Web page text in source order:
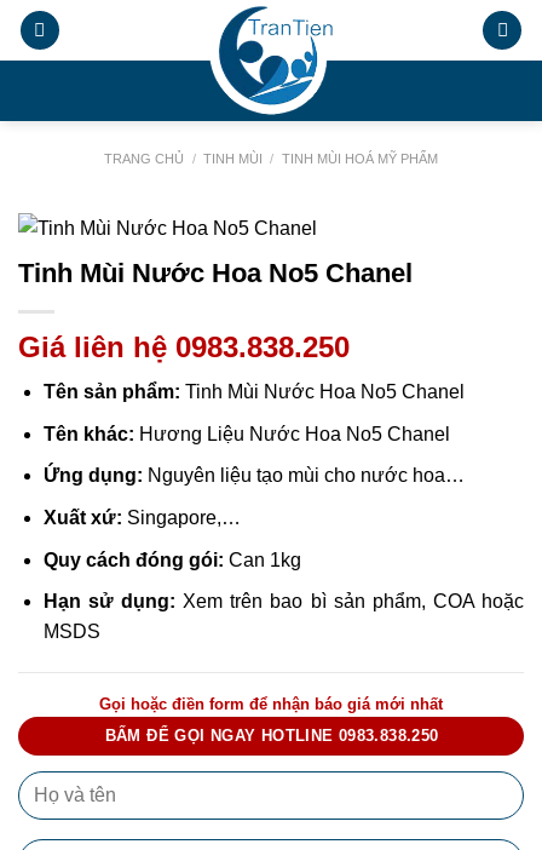
Chuyển
đến
.
TRANG CHỦ / TINH MÙI / TINH MÙI HOÁ MỸ PHẨM
Tinh Mùi Nước Hoa No5 Chanel
Giá liên hệ 0983.838.250
Tên sản phẩm: Tinh Mùi Nước Hoa No5 Chanel
Tên khác: Hương Liệu Nước Hoa No5 Chanel
Ứng dụng: Nguyên liệu tạo mùi cho nước hoa…
Xuất xứ: Singapore,…
Quy cách đóng gói: Can 1kg
Hạn sử dụng: Xem trên bao bì sản phẩm, COA hoặc
MSDS
Gọi hoặc điền form để nhận báo giá mới nhất
BẤM ĐỂ GỌI NGAY HOTLINE 0983.838.250